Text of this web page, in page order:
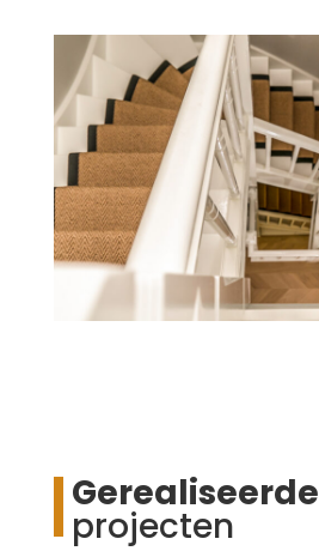
Gerealiseerde
projecten